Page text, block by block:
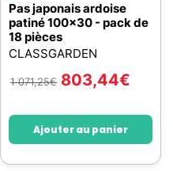
Pas japonais ardoise
patiné 100x30 - pack de
18 pièces
CLASSGARDEN
1 071,25€ 803,44€
Ajouter au panier